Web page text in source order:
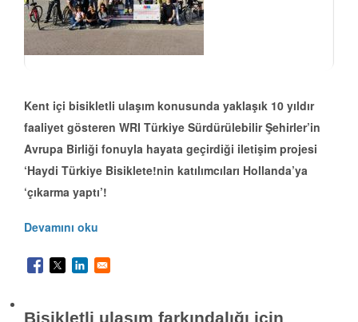
Kent içi bisikletli ulaşım konusunda yaklaşık 10 yıldır
faaliyet gösteren WRI Türkiye Sürdürülebilir Şehirler’in
Avrupa Birliği fonuyla hayata geçirdiği iletişim projesi
‘Haydi Türkiye Bisiklete!nin katılımcıları Hollanda’ya
‘çıkarma yaptı’!
Devamını oku
Bisikletli ulaşım farkındalığı için